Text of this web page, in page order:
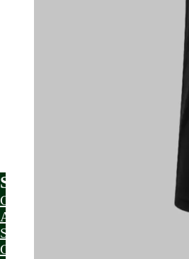
SERVICE CLIENT
Cartes-Cadeaux
Aidez Moi
Suivre Ma Commande
Guide Des Tailles